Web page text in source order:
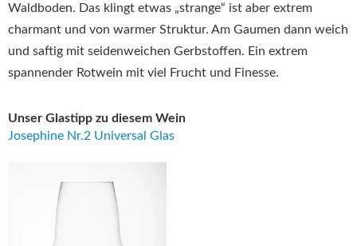
Waldboden. Das klingt etwas „strange“ ist aber extrem
charmant und von warmer Struktur. Am Gaumen dann weich
und saftig mit seidenweichen Gerbstoffen. Ein extrem
spannender Rotwein mit viel Frucht und Finesse.
Unser Glastipp zu diesem Wein
Josephine Nr.2 Universal Glas